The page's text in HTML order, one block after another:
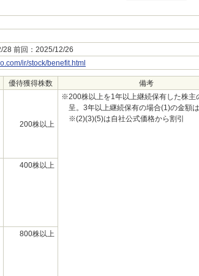
28 前回：2025/12/26
ir/stock/benefit.html
優待獲得株数 備考
200株以上
※200株以上を1年以上継続保有した株主
呈。3年以上継続保有の場合(1)の金額
※(2)(3)(5)は自社公式価格から割引
400株以上
800株以上